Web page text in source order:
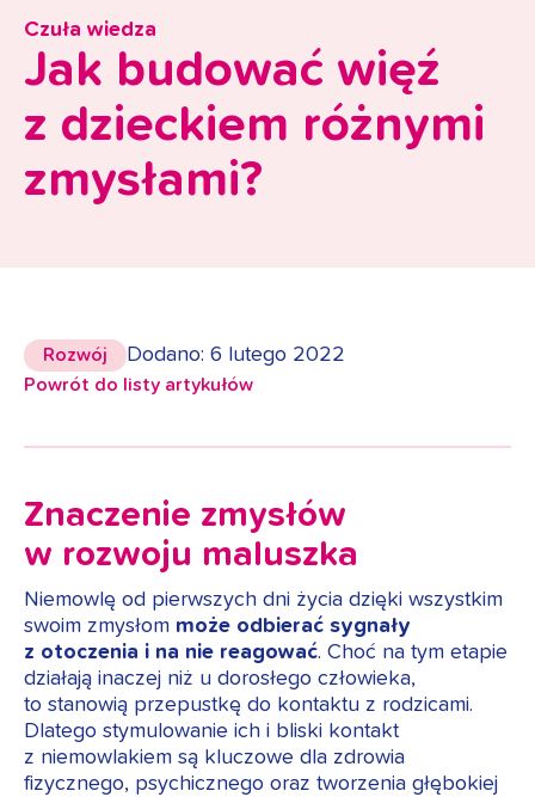
Czuła wiedza
Jak budować więź
z dzieckiem różnymi
zmysłami?
Rozwój Dodano: 6 lutego 2022
Powrót do listy artykułów
Znaczenie zmysłów
w rozwoju maluszka
Niemowlę od pierwszych dni życia dzięki wszystkim
swoim zmysłom może odbierać sygnały
z otoczenia i na nie reagować. Choć na tym etapie
działają inaczej niż u dorosłego człowieka,
to stanowią przepustkę do kontaktu z rodzicami.
Dlatego stymulowanie ich i bliski kontakt
z niemowlakiem są kluczowe dla zdrowia
fizycznego, psychicznego oraz tworzenia głębokiej